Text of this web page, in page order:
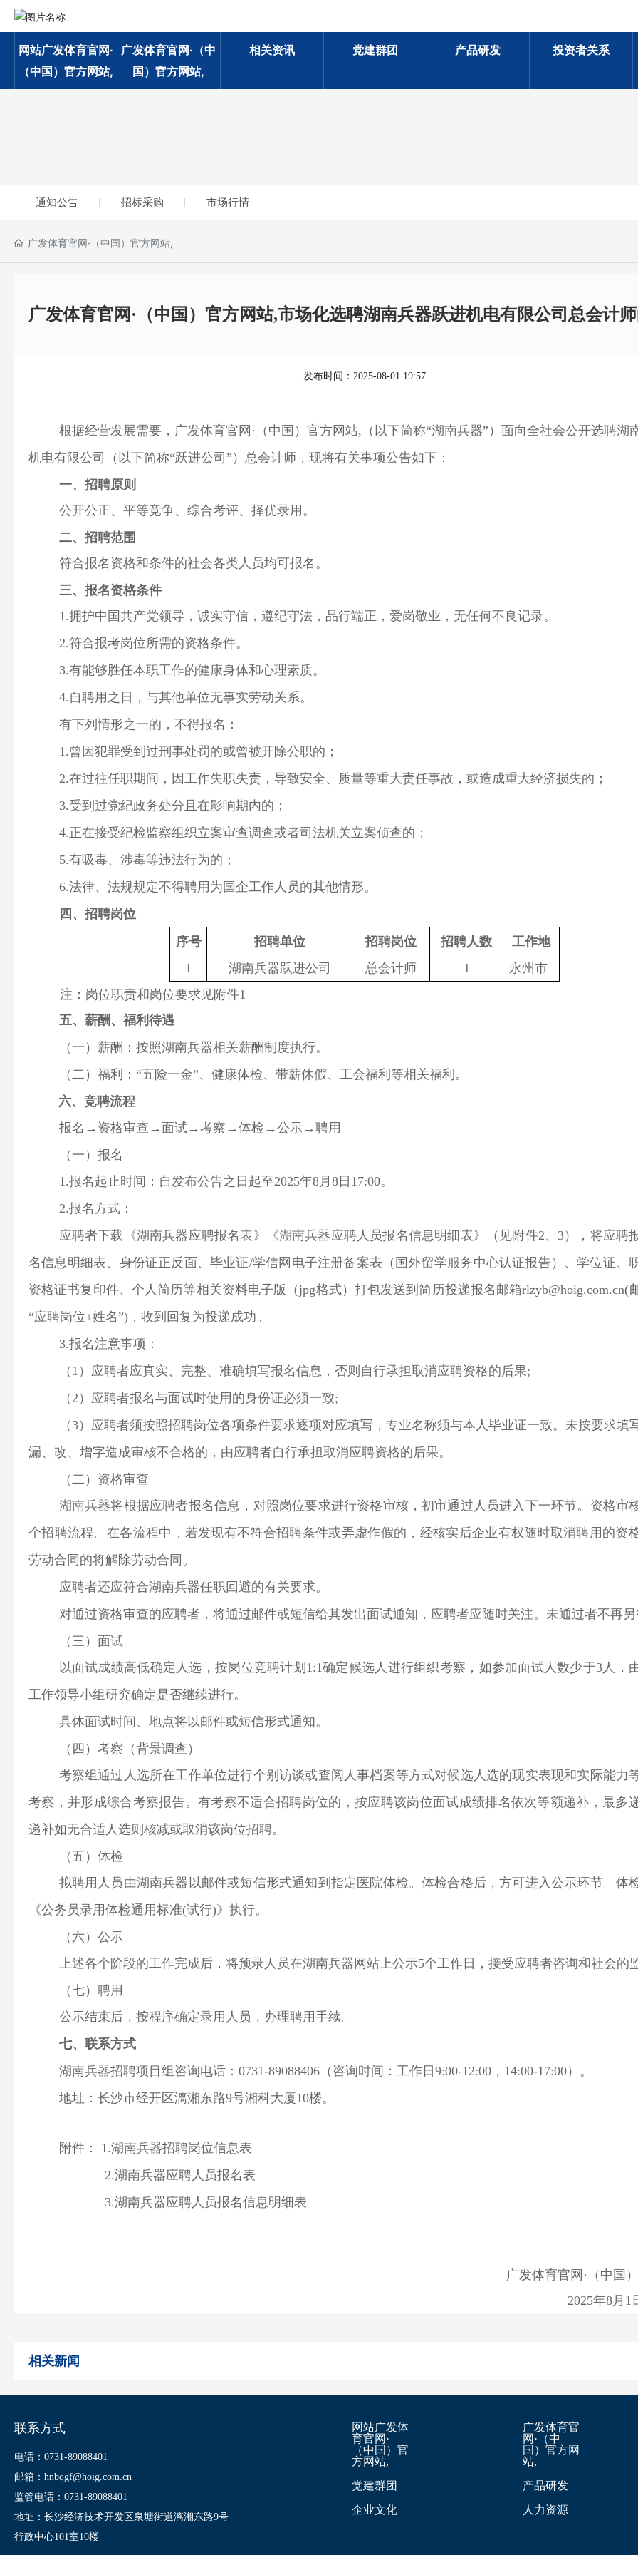
网站广发体育官网·
（中国）官方网站,
广发体育官网·（中
国）官方网站,
相关资讯 党建群团 产品研发 投资者关系
通知公告 招标采购 市场行情
广发体育官网·（中国）官方网站,
广发体育官网·（中国）官方网站,市场化选聘湖南兵器跃进机电有限公司总会计
发布时间：2025-08-01 19:57
根据经营发展需要，广发体育官网·（中国）官方网站,（以下简称“湖南兵器”）面向全社会公开选聘湖
机电有限公司（以下简称“跃进公司”）总会计师，现将有关事项公告如下：
一、招聘原则
公开公正、平等竞争、综合考评、择优录用。
二、招聘范围
符合报名资格和条件的社会各类人员均可报名。
三、报名资格条件
1.拥护中国共产党领导，诚实守信，遵纪守法，品行端正，爱岗敬业，无任何不良记录。
2.符合报考岗位所需的资格条件。
3.有能够胜任本职工作的健康身体和心理素质。
4.自聘用之日，与其他单位无事实劳动关系。
有下列情形之一的，不得报名：
1.曾因犯罪受到过刑事处罚的或曾被开除公职的；
2.在过往任职期间，因工作失职失责，导致安全、质量等重大责任事故，或造成重大经济损失的；
3.受到过党纪政务处分且在影响期内的；
4.正在接受纪检监察组织立案审查调查或者司法机关立案侦查的；
5.有吸毒、涉毒等违法行为的；
6.法律、法规规定不得聘用为国企工作人员的其他情形。
四、招聘岗位
序号
招聘单位 招聘岗位 招聘人数
工作地
1
湖南兵器跃进公司 总会计师 1
永州市
注：岗位职责和岗位要求见附件1
五、薪酬、福利待遇
（一）薪酬：按照湖南兵器相关薪酬制度执行。
（二）福利：“五险一金”、健康体检、带薪休假、工会福利等相关福利。
六、竞聘流程
报名→资格审查→面试→考察→体检→公示→聘用
（一）报名
1.报名起止时间：自发布公告之日起至2025年8月8日17:00。
2.报名方式：
应聘者下载《湖南兵器应聘报名表》《湖南兵器应聘人员报名信息明细表》（见附件2、3），将应聘
名信息明细表、身份证正反面、毕业证/学信网电子注册备案表（国外留学服务中心认证报告）、学位证、
资格证书复印件、个人简历等相关资料电子版（jpg格式）打包发送到简历投递报名邮箱rlzyb@hoig.com.cn(
“应聘岗位+姓名”)，收到回复为投递成功。
3.报名注意事项：
（1）应聘者应真实、完整、准确填写报名信息，否则自行承担取消应聘资格的后果;
（2）应聘者报名与面试时使用的身份证必须一致;
（3）应聘者须按照招聘岗位各项条件要求逐项对应填写，专业名称须与本人毕业证一致。未按要求填
漏、改、增字造成审核不合格的，由应聘者自行承担取消应聘资格的后果。
（二）资格审查
湖南兵器将根据应聘者报名信息，对照岗位要求进行资格审核，初审通过人员进入下一环节。资格审
个招聘流程。在各流程中，若发现有不符合招聘条件或弄虚作假的，经核实后企业有权随时取消聘用的资
劳动合同的将解除劳动合同。
应聘者还应符合湖南兵器任职回避的有关要求。
对通过资格审查的应聘者，将通过邮件或短信给其发出面试通知，应聘者应随时关注。未通过者不再
（三）面试
以面试成绩高低确定人选，按岗位竞聘计划1:1确定候选人进行组织考察，如参加面试人数少于3人，
工作领导小组研究确定是否继续进行。
具体面试时间、地点将以邮件或短信形式通知。
（四）考察（背景调查）
考察组通过人选所在工作单位进行个别访谈或查阅人事档案等方式对候选人选的现实表现和实际能力
考察，并形成综合考察报告。有考察不适合招聘岗位的，按应聘该岗位面试成绩排名依次等额递补，最多
递补如无合适人选则核减或取消该岗位招聘。
（五）体检
拟聘用人员由湖南兵器以邮件或短信形式通知到指定医院体检。体检合格后，方可进入公示环节。体
《公务员录用体检通用标准(试行)》执行。
（六）公示
上述各个阶段的工作完成后，将预录人员在湖南兵器网站上公示5个工作日，接受应聘者咨询和社会的
（七）聘用
公示结束后，按程序确定录用人员，办理聘用手续。
七、 联系方式
湖南兵器招聘项目组咨询电话：0731-89088406（咨询时间：工作日9:00-12:00，14:00-17:00）。
地址：长沙市经开区漓湘东路9号湘科大厦10楼。
附件： 1.湖南兵器招聘岗位信息表
2.湖南兵器应聘人员报名表
3.湖南兵器应聘人员报名信息明细表
广发体育官网·（中国
2025年8月1
相关新闻
联系方式
电话：0731-89088401
邮箱：hnbqgf@hoig.com.cn
监管电话：0731-89088401
地址：长沙经济技术开发区泉塘街道漓湘东路9号
行政中心101室10楼
网站广发体
育官网·
（中国）官
方网站,
广发体育官
网·（中
国）官方网
站,
党建群团
产品研发
企业文化
人力资源